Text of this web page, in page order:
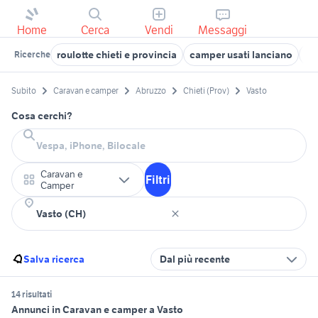
Home Cerca Vendi Messaggi
Ricerche roulotte chieti e provincia camper usati lanciano
Subito Caravan e camper Abruzzo Chieti (Prov) Vasto
Cosa cerchi?
Caravan e
Camper
Filtri
Salva ricerca Dal più recente
14 risultati
Annunci in Caravan e camper a Vasto